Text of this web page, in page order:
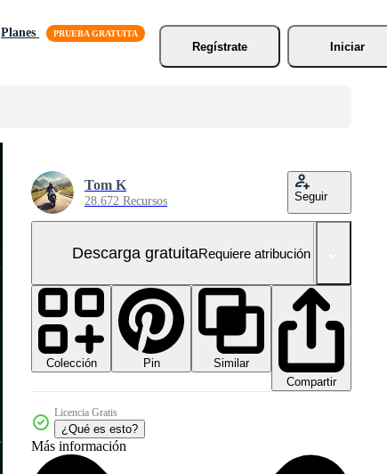
Planes
Regístrate
Iniciar
Tom K
28.672 Recursos Seguir
Descarga gratuitaRequiere atribución
Colección Pin
Similar
Compartir
Licencia Gratis
¿Qué es esto?
Más información